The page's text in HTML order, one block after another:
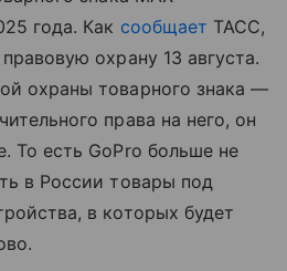
года. Как сообщает ТАСС,
охрану 13 августа.
охраны товарного знака —
права на него, он
То есть GoPro больше не
в России товары под
в которых будет